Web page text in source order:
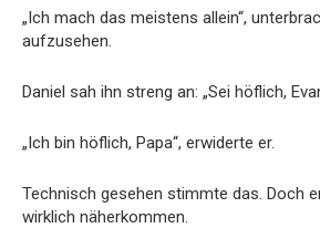
„Ich mach das meistens allein“,
aufzusehen.
Daniel sah ihn streng an: „Sei höflich,
„Ich bin höflich, Papa“, erwiderte er.
Technisch gesehen stimmte das. Doch
wirklich näherkommen.